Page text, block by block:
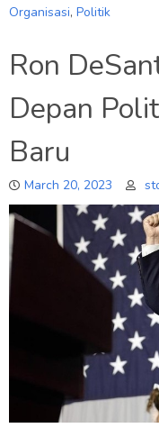
Organisasi, Politik
Ron
Depan
Baru
March 20, 2023